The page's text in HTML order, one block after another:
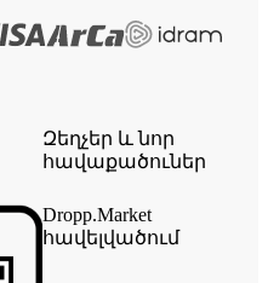
Զեղչեր և նոր
հավաքածուներ
Dropp.Market
հավելվածում